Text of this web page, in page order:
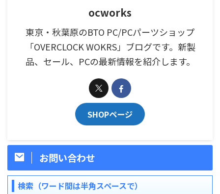
ocworks
東京・秋葉原のBTO PC/PCパーツショップ
「OVERCLOCK WOKRS」ブログです。新製
品、セール、PCの最新情報を紹介します。
SHOPページ
お問い合わせ
検索（ワード間は半角スペースで）